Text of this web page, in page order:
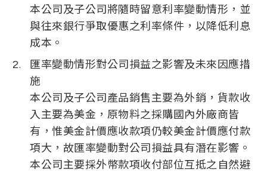
本公司及子公司將隨時留意利率變動情形，並
與往來銀行爭取優惠之利率條件，以降低利息
成本。
匯率變動情形對公司損益之影響及未來因應措
施
本公司及子公司產品銷售主要為外銷，貨款收
入主要為美金，原物料之採購國內外廠商皆
有，惟美金計價應收款項仍較美金計價應付款
項大，故匯率變動對公司損益具有潛在影響。
本公司主要採外幣款項收付部位互抵之自然避